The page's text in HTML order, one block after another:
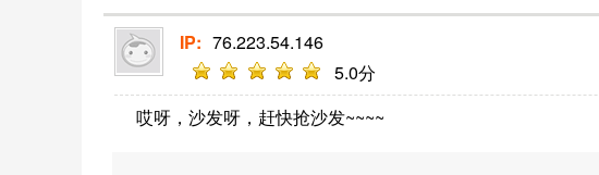
IP: 76.223.54.146
5.0分
哎呀，沙发呀，赶快抢沙发~~~~